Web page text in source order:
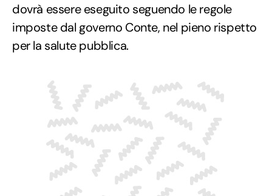
dovrà essere eseguito seguendo le regole
imposte dal governo Conte, nel pieno rispetto
per la salute pubblica.